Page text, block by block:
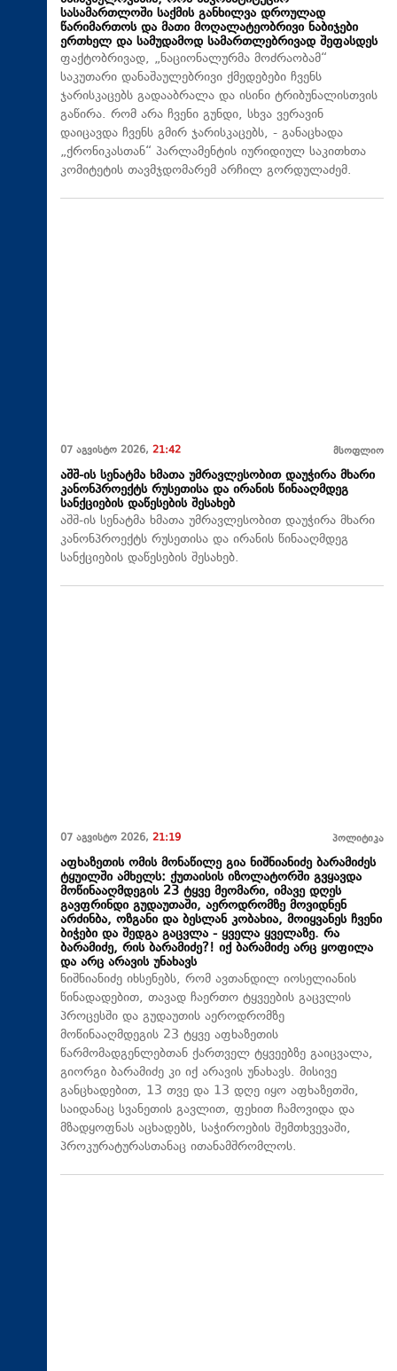
სასამართლოში საქმის განხილვა დროულად
წარიმართოს და მათი მოღალატეობრივი ნაბიჯები
ერთხელ და სამუდამოდ სამართლებრივად შეფასდეს
ფაქტობრივად, „ნაციონალურმა მოძრაობამ“
საკუთარი დანაშაულებრივი ქმედებები ჩვენს
ჯარისკაცებს გადააბრალა და ისინი ტრიბუნალისთვის
გაწირა. რომ არა ჩვენი გუნდი, სხვა ვერავინ
დაიცავდა ჩვენს გმირ ჯარისკაცებს, - განაცხადა
„ქრონიკასთან“ პარლამენტის იურიდიულ საკითხთა
კომიტეტის თავმჯდომარემ არჩილ გორდულაძემ.
07 აგვისტო 2026, 21:42 მსოფლიო
აშშ-ის სენატმა ხმათა უმრავლესობით დაუჭირა მხარი
კანონპროექტს რუსეთისა და ირანის წინააღმდეგ
სანქციების დაწესების შესახებ
აშშ-ის სენატმა ხმათა უმრავლესობით დაუჭირა მხარი
კანონპროექტს რუსეთისა და ირანის წინააღმდეგ
სანქციების დაწესების შესახებ.
07 აგვისტო 2026, 21:19 პოლიტიკა
აფხაზეთის ომის მონაწილე გია ნიშნიანიძე ბარამიძეს
ტყუილში ამხელს: ქუთაისის იზოლატორში გვყავდა
მოწინააღმდეგის 23 ტყვე მეომარი, იმავე დღეს
გავფრინდი გუდაუთაში, აეროდრომზე მოვიდნენ
არძინბა, ოზგანი და ბესლან კობახია, მოიყვანეს ჩვენი
ბიჭები და შედგა გაცვლა - ყველა ყველაზე. რა
ბარამიძე, რის ბარამიძე?! იქ ბარამიძე არც ყოფილა
და არც არავის უნახავს
ნიშნიანიძე იხსენებს, რომ ავთანდილ იოსელიანის
წინადადებით, თავად ჩაერთო ტყვეების გაცვლის
პროცესში და გუდაუთის აეროდრომზე
მოწინააღმდეგის 23 ტყვე აფხაზეთის
წარმომადგენლებთან ქართველ ტყვეებზე გაიცვალა,
გიორგი ბარამიძე კი იქ არავის უნახავს. მისივე
განცხადებით, 13 თვე და 13 დღე იყო აფხაზეთში,
საიდანაც სვანეთის გავლით, ფეხით ჩამოვიდა და
მზადყოფნას აცხადებს, საჭიროების შემთხვევაში,
პროკურატურასთანაც ითანამშრომლოს.